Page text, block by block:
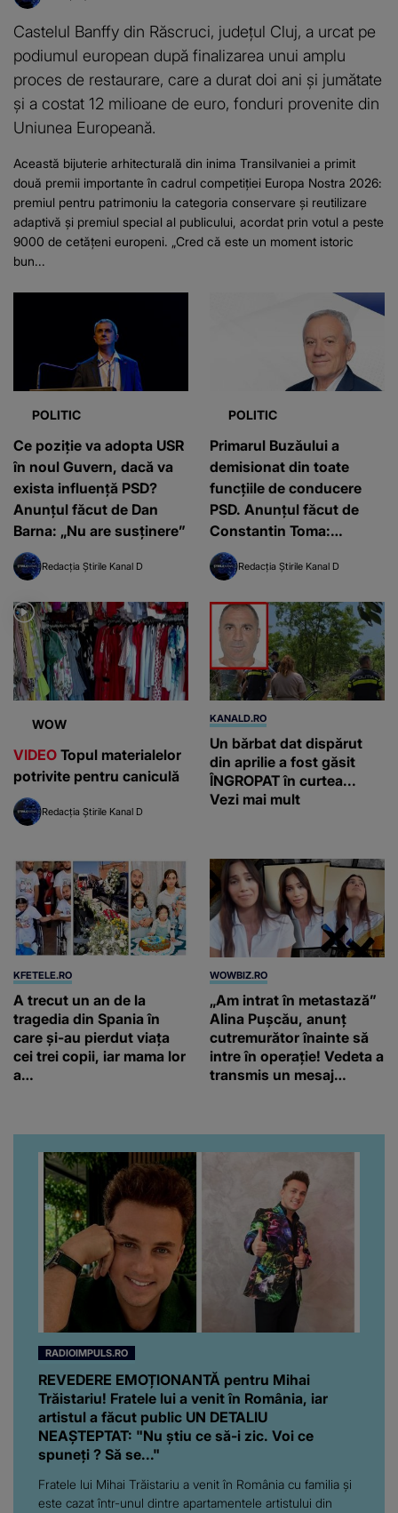
Castelul Banffy din Răscruci, județul Cluj, a urcat pe
podiumul european după finalizarea unui amplu
proces de restaurare, care a durat doi ani și jumătate
și a costat 12 milioane de euro, fonduri provenite din
Uniunea Europeană.
Această bijuterie arhitecturală din inima Transilvaniei a primit
două premii importante în cadrul competiției Europa Nostra 2026:
premiul pentru patrimoniu la categoria conservare și reutilizare
adaptivă și premiul special al publicului, acordat prin votul a peste
9000 de cetățeni europeni. „Cred că este un moment istoric
bun...
POLITIC
Ce poziție va adopta USR
în noul Guvern, dacă va
exista influență PSD?
Anunțul făcut de Dan
Barna: „Nu are susținere”
Redacția Știrile Kanal D
POLITIC
Primarul Buzăului a
demisionat din toate
funcțiile de conducere
PSD. Anunțul făcut de
Constantin Toma:
“Regret, dar atitudineaa
ostilă a…”
Redacția Știrile Kanal D
WOW
VIDEO Topul materialelor
potrivite pentru caniculă
Redacția Știrile Kanal D
KANALD.RO
Un bărbat dat dispărut
din aprilie a fost găsit
ÎNGROPAT în curtea...
Vezi mai mult
KFETELE.RO
A trecut un an de la
tragedia din Spania în
care și-au pierdut viața
cei trei copii, iar mama lor
a…
WOWBIZ.RO
„Am intrat în metastază”
Alina Pușcău, anunț
cutremurător înainte să
intre în operație! Vedeta a
transmis un mesaj
RADIOIMPULS.RO
REVEDERE EMOȚIONANTĂ pentru Mihai
Trăistariu! Fratele lui a venit în România, iar
artistul a făcut public UN DETALIU
NEAȘTEPTAT: "Nu știu ce să-i zic. Voi ce
spuneți ? Să se..."
Fratele lui Mihai Trăistariu a venit în România cu familia și
este cazat într-unul dintre apartamentele artistului din